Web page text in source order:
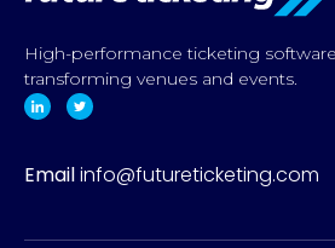
High-performance ticketing
transforming venues and events.
Emailinfo@futureticketing.com